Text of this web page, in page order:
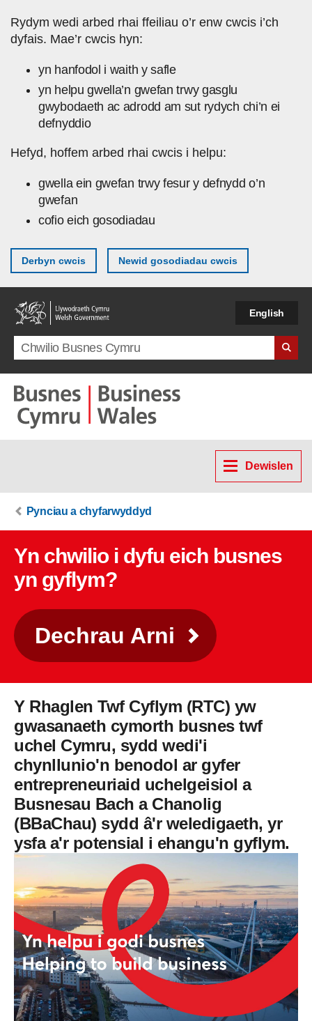
Rydym wedi arbed rhai ffeiliau o’r enw cwcis i’ch
dyfais. Mae’r cwcis hyn:
yn hanfodol i waith y safle
yn helpu gwella’n gwefan trwy gasglu
gwybodaeth ac adrodd am sut rydych chi’n ei
defnyddio
Hefyd, hoffem arbed rhai cwcis i helpu:
gwella ein gwefan trwy fesur y defnydd o’n
gwefan
cofio eich gosodiadau
Derbyn cwcis Newid gosodiadau cwcis
English
Search term
Dewislen
Pynciau a chyfarwyddyd
Yn chwilio i dyfu eich busnes
yn gyflym?
Dechrau Arni
Y Rhaglen Twf Cyflym (RTC) yw
gwasanaeth cymorth busnes twf
uchel Cymru, sydd wedi'i
chynllunio'n benodol ar gyfer
entrepreneuriaid uchelgeisiol a
Busnesau Bach a Chanolig
(BBaChau) sydd â'r weledigaeth, yr
ysfa a'r potensial i ehangu'n gyflym.